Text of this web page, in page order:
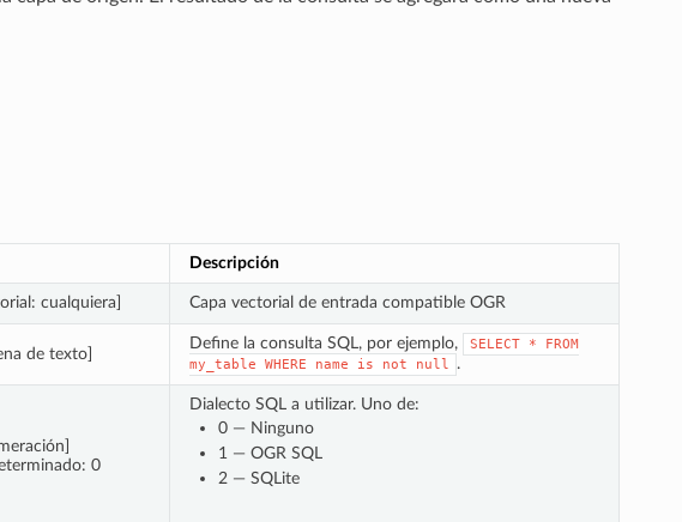
Descripción
cualquiera] Capa vectorial de entrada compatible OGR
de texto]
Define la consulta SQL, por ejemplo, SELECT *
FROM
my_table
WHERE name is not null .
0
Dialecto SQL a utilizar. Uno de:
0 — Ninguno
1 — OGR SQL
2 — SQLite